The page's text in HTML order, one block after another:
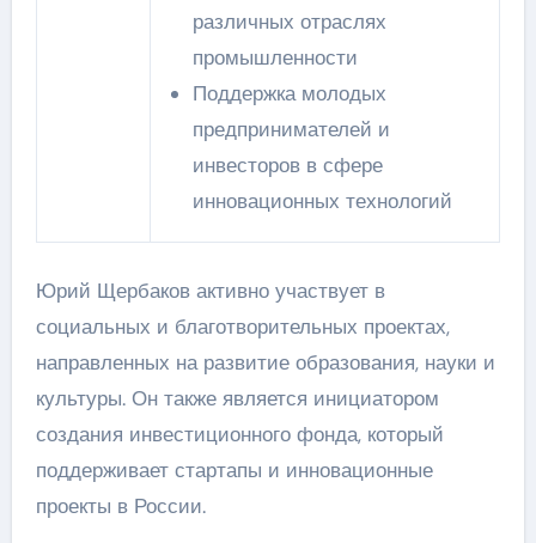
различных отраслях
промышленности
Поддержка молодых
предпринимателей и
инвесторов в сфере
инновационных технологий
Юрий Щербаков активно участвует в
социальных и благотворительных проектах,
направленных на развитие образования, науки и
культуры. Он также является инициатором
создания инвестиционного фонда, который
поддерживает стартапы и инновационные
проекты в России.